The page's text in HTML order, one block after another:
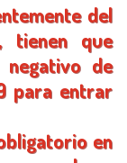
del
tienen que
de
para entrar
en